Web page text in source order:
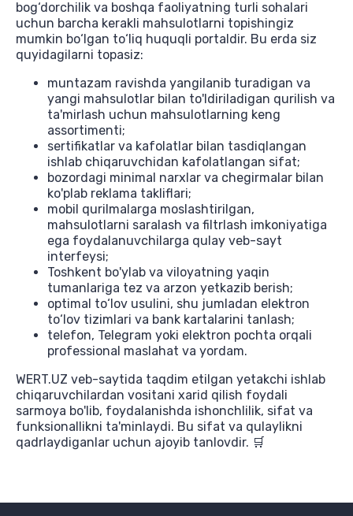
bog‘dorchilik va boshqa faoliyatning turli sohalari
uchun barcha kerakli mahsulotlarni topishingiz
mumkin bo‘lgan to‘liq huquqli portaldir. Bu erda siz
quyidagilarni topasiz:
muntazam ravishda yangilanib turadigan va
yangi mahsulotlar bilan to'ldiriladigan qurilish va
ta'mirlash uchun mahsulotlarning keng
assortimenti;
sertifikatlar va kafolatlar bilan tasdiqlangan
ishlab chiqaruvchidan kafolatlangan sifat;
bozordagi minimal narxlar va chegirmalar bilan
ko'plab reklama takliflari;
mobil qurilmalarga moslashtirilgan,
mahsulotlarni saralash va filtrlash imkoniyatiga
ega foydalanuvchilarga qulay veb-sayt
interfeysi;
Toshkent bo'ylab va viloyatning yaqin
tumanlariga tez va arzon yetkazib berish;
optimal to‘lov usulini, shu jumladan elektron
to‘lov tizimlari va bank kartalarini tanlash;
telefon, Telegram yoki elektron pochta orqali
professional maslahat va yordam.
WERT.UZ veb-saytida taqdim etilgan yetakchi ishlab
chiqaruvchilardan vositani xarid qilish foydali
sarmoya bo'lib, foydalanishda ishonchlilik, sifat va
funksionallikni ta'minlaydi. Bu sifat va qulaylikni
qadrlaydiganlar uchun ajoyib tanlovdir. 🛒